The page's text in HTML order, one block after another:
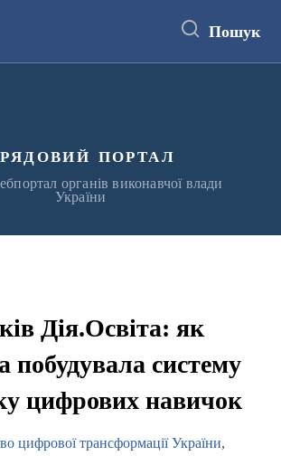
Пошук
портал
органів виконавчої влади
України
Дія.Освіта: як
побудувала систему
цифрових навичок
цифрової трансформації України,